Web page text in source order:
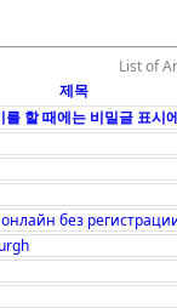
List of
제목
할 때에는 비밀글 표시
без